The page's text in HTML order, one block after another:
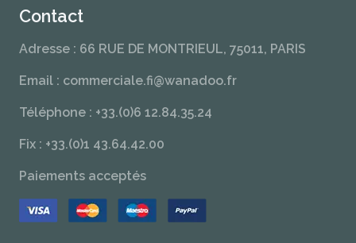
Contact
Adresse : 66 RUE DE MONTRIEUL, 75011, PARIS
Email : commerciale.fi@wanadoo.fr
Téléphone : +33.(0)6 12.84.35.24
Fix : +33.(0)1 43.64.42.00
Paiements acceptés